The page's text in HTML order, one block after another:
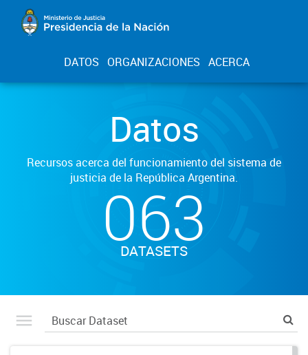
DATOS ORGANIZACIONES ACERCA
Datos
Recursos acerca del funcionamiento del sistema de
justicia de la República Argentina.
063
DATASETS